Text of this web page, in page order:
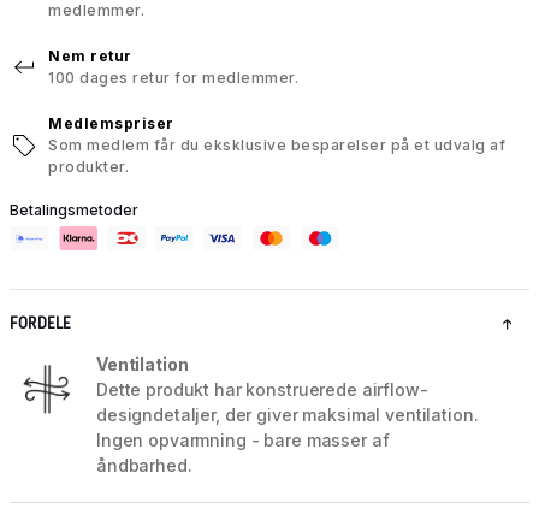
medlemmer.
Nem retur
100 dages retur for medlemmer.
Medlemspriser
Som medlem får du eksklusive besparelser på et udvalg af
produkter.
Betalingsmetoder
FORDELE
Ventilation
Dette produkt har konstruerede airflow-
designdetaljer, der giver maksimal ventilation.
Ingen opvarmning - bare masser af
åndbarhed.